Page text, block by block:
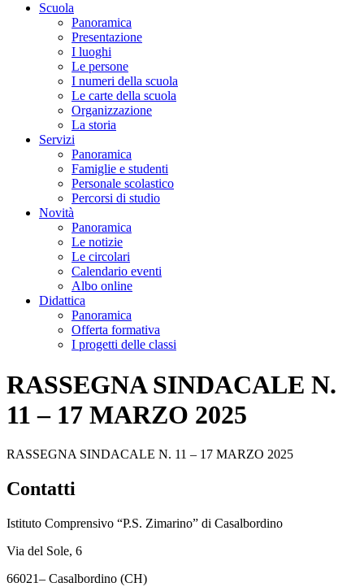
Scuola
Panoramica
Presentazione
I luoghi
Le persone
I numeri della scuola
Le carte della scuola
Organizzazione
La storia
Servizi
Panoramica
Famiglie e studenti
Personale scolastico
Percorsi di studio
Novità
Panoramica
Le notizie
Le circolari
Calendario eventi
Albo online
Didattica
Panoramica
Offerta formativa
I progetti delle classi
RASSEGNA SINDACALE N.
11 – 17 MARZO 2025
RASSEGNA SINDACALE N. 11 – 17 MARZO 2025
Contatti
Istituto Comprensivo “P.S. Zimarino” di Casalbordino
Via del Sole, 6
66021– Casalbordino (CH)